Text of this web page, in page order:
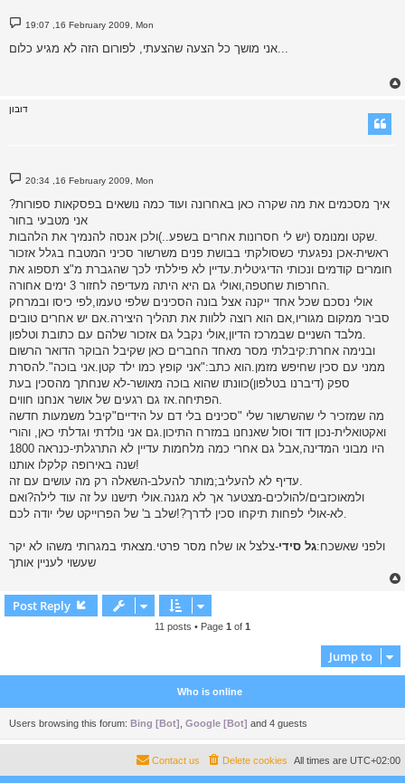
P
o
t
19:07 ,16 February 2009, Mon
דובון
P
o
t
20:34 ,16 February 2009, Mon
איך מסכמים את מה שקרה כאן באחרונה ועוד כמה נושאים בפסקאות ספורות?
אני מטבעי בחור
שקט ומנומס (יש לי חסרונות אחרים בשפע..)ולכן אנסה להנמיך את הלהבות.
ראשית-אכן נפגעתי כשסולקתי בבושת פנים משרשור סכיני המטבח בגלל אזכור
חומרים קודמים ונכותי הדיגיטלית.עדיין לא פיללתי לכך שהגברת מ"צ תספוג את
החרפות שחטפה,ואולי גם היא היתה מעדיפה לחזור 3 ימים אחורה.
אולי נסכם שכל אחד ייקנה אצל בונה הסכינים שלפי טעמו,לפי כיסו ובמרחק
סביר ממקום מגוריו,אם הוא רוצה ללוות את תהליך היצירה.אם יש אחרים טובים
מלבד השניים שבמרכז הדיון,אולי נקבל גם אזכור שלהם עם כתובת וטלפון.
ובנימה אחרת:קיבלתי מסר מאחד החברים כאן שקיבל הבוקר הדואר הרשום
ממני עם סכין שחיפש מזמן.הוא כתב:"אני קופץ כמו ילד קטן.אני בוכה".להסרת
ספק (דיברנו בטלפון)כוונתו שהוא בוכה מאושר-לא שנחתך מהסכין בעת
הפתיחה.אז גם רגעים של אושר אנחנו חווים.
מה שמזכיר לי שהשרשור שלי "סכינים בלי דם על הידיים"קיבל משמעות חדשה
ואקטואלית-נכון דוד וסול שאנחנו במזרח התיכון.גם אני נולדתי וגדלתי כאן, והורי
היו מבוני המדינה,אבל גם אחרי כמה מלחמות עדיין לא התרגלתי-כנראה 1800
שנה באירופה קלקלו אותנו!
עדיף לא להעליב;מותר להעלב-השאלה רק מה עושים עם זה.
ולמאוכזבים/להולכים-מצטער אך לא מגנה.אולי תישנו על זה עוד לילה?ואם
לא-אולי לפחות תיקחו סכין לדרך?!שלב ב' של הפרוייקט שלי יודה לכם.
ולפני שאשכח:גל סידי-צלצל או שלח מסר פרטי.מצאתי במגרותי משהו לא יקר
שעשוי לעניין אותך
Post Reply
11 posts • Page 1 of 1
Jump to
Who is online
Users browsing this forum: Bing [Bot] Google [Bot] and 4 guests
All times are UTC+02:00
Delete cookies
Contact us